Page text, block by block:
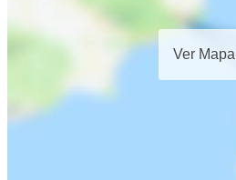
Ver Mapa